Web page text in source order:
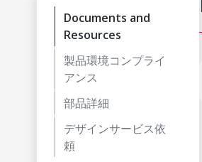
Documents and
Resources
製品環境コンプライ
アンス
部品詳細
デザインサービス依
頼